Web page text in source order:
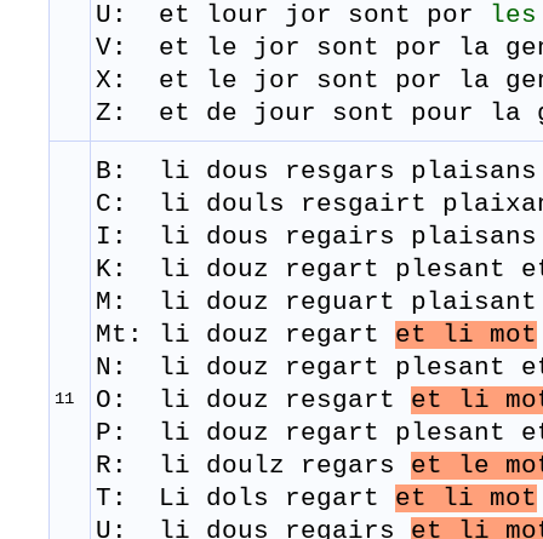
U: et lour jor sont por
les
V: et le jor sont por la
X: et le jor sont por la
Z: et de jour sont pour la
11
B: li dous resgars plaisans
C: li douls resgairt
I: li dous regairs plaisans
K: li douz regart plesant
M:
li douz reguart plaisant
Mt: li douz regart et li mot
N: li douz regart plesant
O: li douz resgart et li
P: li douz regart plesant
R: ​ li doulz regars et le
T: Li dols regart
et li mot
U: li dous regairs et li